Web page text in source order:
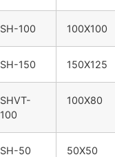
SH-100 100X100
SH-150 150X125
SHVT-
100
100X80
SH-50 50X50